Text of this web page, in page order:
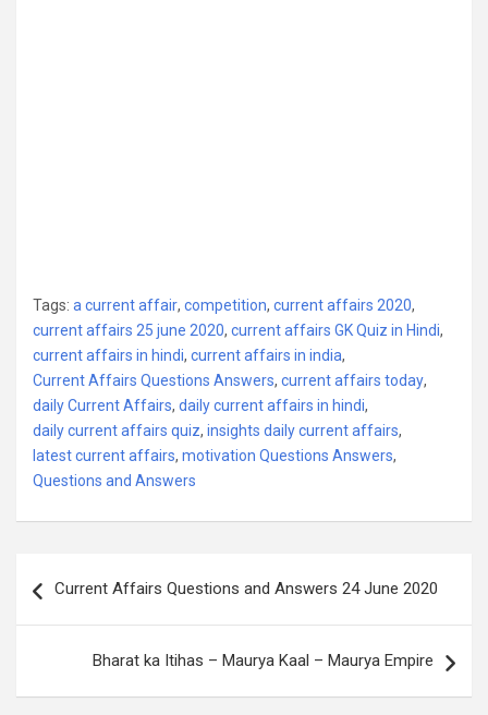
Tags: a current affair, competition, current affairs 2020,
current affairs 25 june 2020, current affairs GK Quiz in Hindi,
current affairs in hindi, current affairs in india,
Current Affairs Questions Answers, current affairs today,
daily Current Affairs, daily current affairs in hindi,
daily current affairs quiz, insights daily current affairs,
latest current affairs, motivation Questions Answers,
Questions and Answers
navigation
Current Affairs Questions and Answers 24 June 2020
Bharat ka Itihas – Maurya Kaal – Maurya Empire